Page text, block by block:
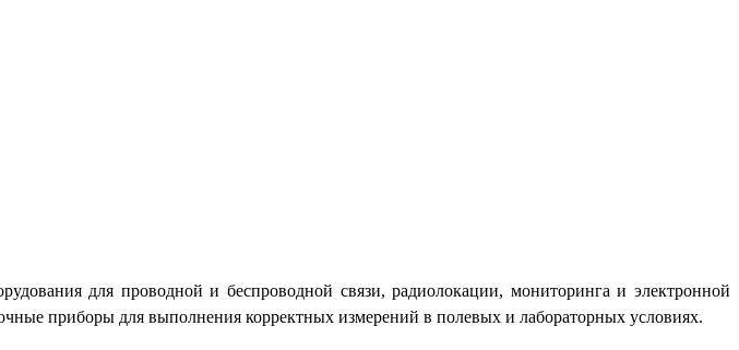
для проводной и беспроводной связи, радиолокации, мониторинга и электронной
приборы для выполнения корректных измерений в полевых и лабораторных условиях.